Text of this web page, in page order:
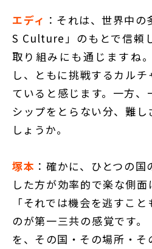
エディ ：それは、世界中
S Culture」のもとで信頼
取り組みにも通じますね
し、ともに挑戦するカル
ていると感じます。一方、
シップをとらない分、難
しょうか。
塚本 ：確かに、ひとつの
した方が効率的で楽な側面
「それでは機会を逃すこ
のが第一三共の感覚です。
を、その国・その場所・